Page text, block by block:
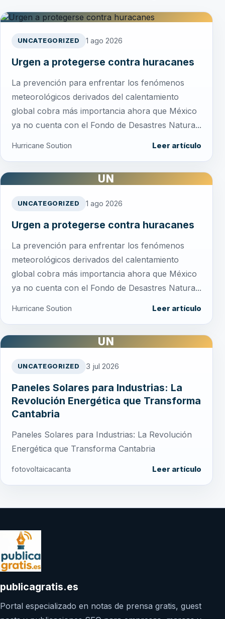
UNCATEGORIZED 1 ago 2026
Urgen a protegerse contra huracanes
La prevención para enfrentar los fenómenos
meteorológicos derivados del calentamiento
global cobra más importancia ahora que México
ya no cuenta con el Fondo de Desastres Natura...
Hurricane Soution Leer artículo
UN
UNCATEGORIZED 1 ago 2026
Urgen a protegerse contra huracanes
La prevención para enfrentar los fenómenos
meteorológicos derivados del calentamiento
global cobra más importancia ahora que México
ya no cuenta con el Fondo de Desastres Natura...
Hurricane Soution Leer artículo
UN
UNCATEGORIZED 3 jul 2026
Paneles Solares para Industrias: La
Revolución Energética que Transforma
Cantabria
Paneles Solares para Industrias: La Revolución
Energética que Transforma Cantabria
fotovoltaicacanta Leer artículo
publicagratis.es
Portal especializado en notas de prensa gratis, guest